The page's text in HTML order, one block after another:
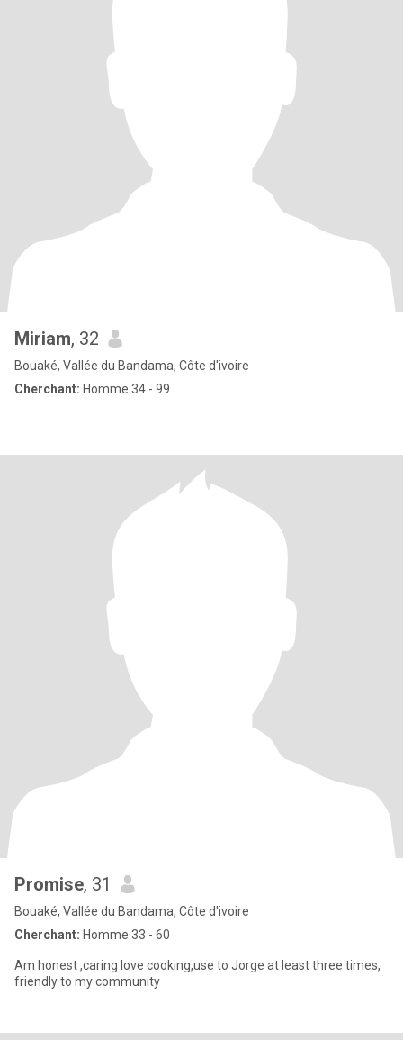
Miriam, 32
Bouaké, Vallée du Bandama, Côte d'ivoire
Cherchant: Homme 34 - 99
Promise, 31
Bouaké, Vallée du Bandama, Côte d'ivoire
Cherchant: Homme 33 - 60
Am honest ,caring love cooking,use to Jorge at least three times,
friendly to my community